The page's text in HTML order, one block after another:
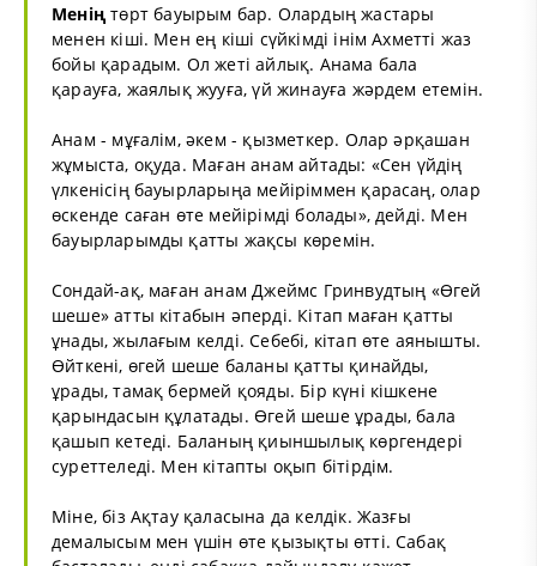
Меніңтөрт бауырым бар. Олардың жастары
менен кіші. Мен ең кіші сүйкімді інім Ахметті жаз
бойы қарадым. Ол жеті айлық. Анама бала
қарауға, жаялық жууға, үй жинауға жәрдем етемін.
Анам - мұғалім, әкем - қызметкер. Олар әрқашан
жұмыста, оқуда. Маған анам айтады: «Сен үйдің
үлкенісің бауырларыңа мейіріммен қарасаң, олар
өскенде саған өте мейірімді болады», дейді. Мен
бауырларымды қатты жақсы көремін.
Сондай-ақ, маған анам Джеймс Гринвудтың «Өгей
шеше» атты кітабын әперді. Кітап маған қатты
ұнады, жылағым келді. Себебі, кітап өте аянышты.
Өйткені, өгей шеше баланы қатты қинайды,
ұрады, тамақ бермей қояды. Бір күні кішкене
қарындасын құлатады. Өгей шеше ұрады, бала
қашып кетеді. Баланың қиыншылық көргендері
суреттеледі. Мен кітапты оқып бітірдім.
Міне, біз Ақтау қаласына да келдік. Жазғы
демалысым мен үшін өте қызықты өтті. Сабақ